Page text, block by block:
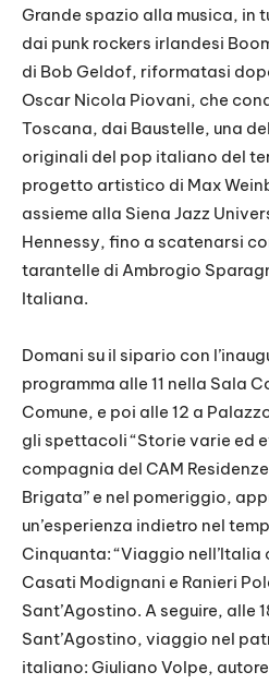
Grande spazio alla musica, in
dai punk rockers irlandesi
di Bob Geldof, riformatasi
Oscar Nicola Piovani, che
Toscana, dai Baustelle, una
originali del pop italiano del
progetto artistico di Max
assieme alla Siena Jazz
Hennessy, fino a scatenarsi
tarantelle di Ambrogio
Italiana.
Domani su il sipario con
programma alle 11 nella Sala
Comune, e poi alle 12 a
gli spettacoli “Storie varie ed
compagnia del CAM
Brigata” e nel pomeriggio,
un’esperienza indietro nel
Cinquanta: “Viaggio
Casati Modignani e Ranieri
Sant’Agostino. A seguire, alle
Sant’Agostino, viaggio nel
italiano: Giuliano Volpe,